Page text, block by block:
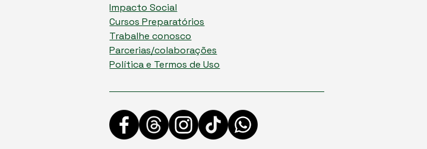
Impacto Social
Cursos Preparatórios
Trabalhe conosco
Parcerias/colaborações
Política e Termos de Uso